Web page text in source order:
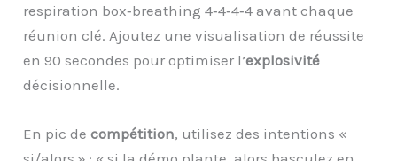
respiration box‑breathing 4‑4‑4‑4 avant chaque
réunion clé. Ajoutez une visualisation de réussite
en 90 secondes pour optimiser l’explosivité
décisionnelle.
En pic decompétition, utilisez des intentions «